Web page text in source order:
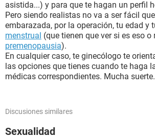
asistida...) y para que te hagan un perfil
Pero siendo realistas no va a ser fácil
embarazada, por la operación, tu edad y
menstrual (que tienen que ver si es eso o
premenopausia).
En cualquier caso, te ginecólogo te
las opciones que tienes cuando te haga
médicas correspondientes. Mucha suerte.
Discusiones similares
Sexualidad